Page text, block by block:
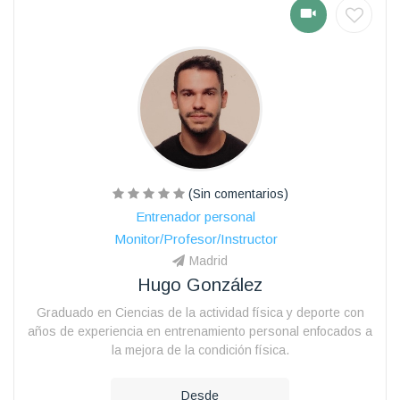
(Sin comentarios)
Entrenador personal
Monitor/Profesor/Instructor
Madrid
Hugo González
Graduado en Ciencias de la actividad física y deporte con
años de experiencia en entrenamiento personal enfocados a
la mejora de la condición física.
Desde